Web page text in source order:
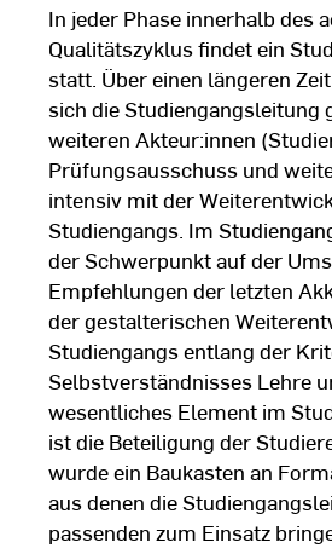
In jeder Phase innerhalb des
Qualitätszyklus findet ein
statt. Über einen längeren
sich die Studiengangsleitung
weiteren Akteur:innen
Prüfungsausschuss und
intensiv mit der
Studiengangs. Im
der Schwerpunkt auf der
Empfehlungen der letzten
der gestalterischen
Studiengangs entlang der
Selbstverständnisses Lehre
wesentliches Element im
ist die Beteiligung der
wurde ein Baukasten an
aus denen die
passenden zum Einsatz